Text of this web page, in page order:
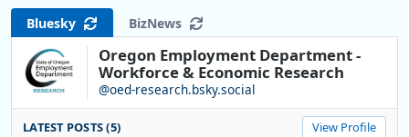
Bluesky BizNews
Oregon Employment Department -
Workforce & Economic Research
@oed-research.bsky.social
LATEST POSTS (5) View Profile